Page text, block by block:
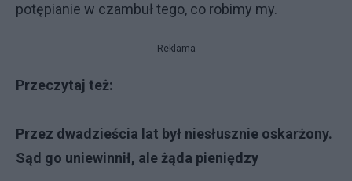
potępianie w czambuł tego, co robimy my.
Reklama
Przeczytaj też:
Przez dwadzieścia lat był niesłusznie oskarżony.
Sąd go uniewinnił, ale żąda pieniędzy